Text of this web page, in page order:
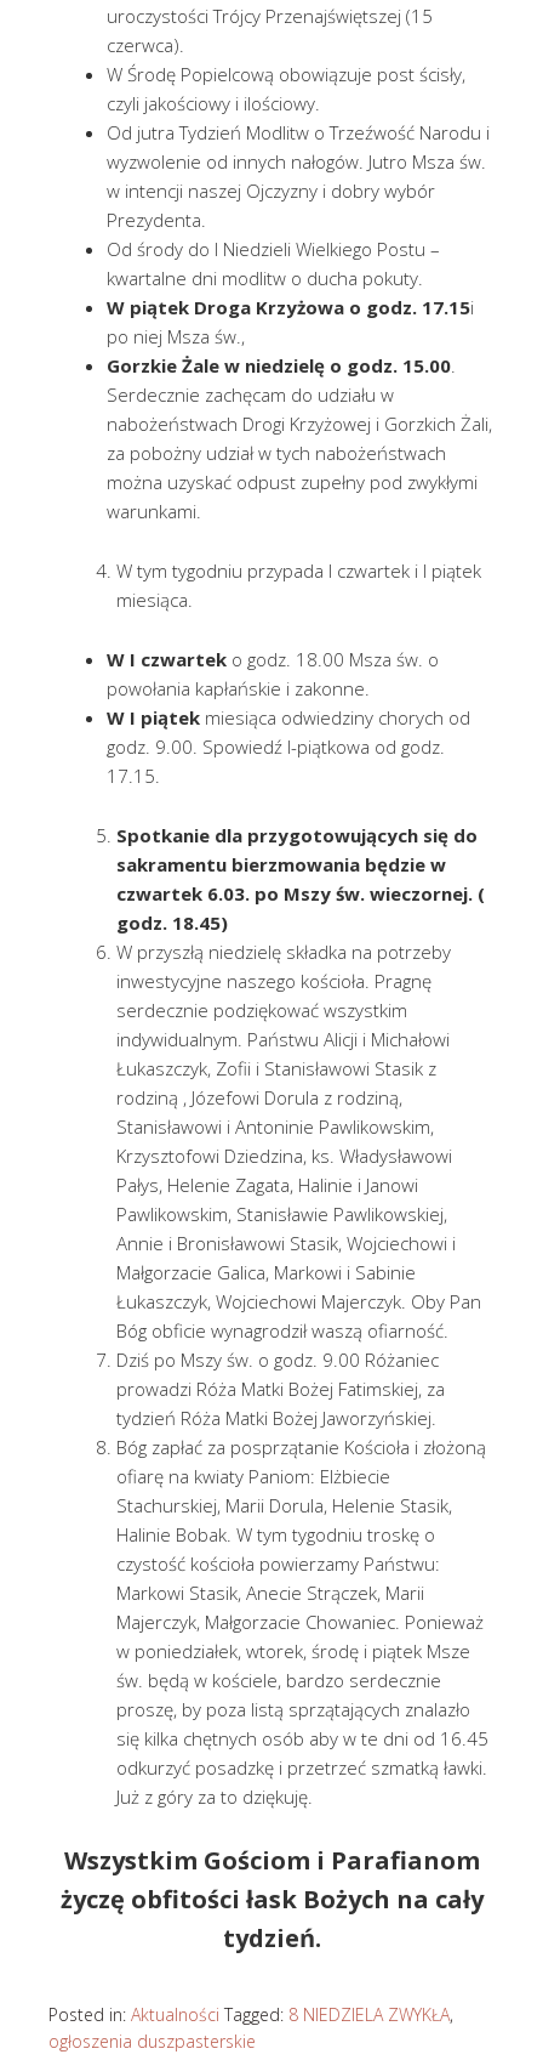
uroczystości Trójcy Przenajświętszej (15
czerwca).
W Środę Popielcową obowiązuje post ścisły,
czyli jakościowy i ilościowy.
Od jutra Tydzień Modlitw o Trzeźwość Narodu i
wyzwolenie od innych nałogów. Jutro Msza św.
w intencji naszej Ojczyzny i dobry wybór
Prezydenta.
Od środy do I Niedzieli Wielkiego Postu –
kwartalne dni modlitw o ducha pokuty.
W piątek Droga Krzyżowa o godz. 17.15i
po niej Msza św.,
Gorzkie Żale w niedzielę o godz. 15.00
Serdecznie zachęcam do udziału w
nabożeństwach Drogi Krzyżowej i Gorzkich Żali,
za pobożny udział w tych nabożeństwach
można uzyskać odpust zupełny pod zwykłymi
warunkami.
W tym tygodniu przypada I czwartek i I piątek
miesiąca.
W I czwartek o godz. 18.00 Msza św. o
powołania kapłańskie i zakonne.
W I piątek miesiąca odwiedziny chorych od
godz. 9.00. Spowiedź I-piątkowa od godz.
17.15.
Spotkanie dla przygotowujących się do
sakramentu bierzmowania będzie w
czwartek 6.03. po Mszy św. wieczornej. (
godz. 18.45)
W przyszłą niedzielę składka na potrzeby
inwestycyjne naszego kościoła. Pragnę
serdecznie podziękować wszystkim
indywidualnym. Państwu Alicji i Michałowi
Łukaszczyk, Zofii i Stanisławowi Stasik z
rodziną , Józefowi Dorula z rodziną,
Stanisławowi i Antoninie Pawlikowskim,
Krzysztofowi Dziedzina, ks. Władysławowi
Pałys, Helenie Zagata, Halinie i Janowi
Pawlikowskim, Stanisławie Pawlikowskiej,
Annie i Bronisławowi Stasik, Wojciechowi i
Małgorzacie Galica, Markowi i Sabinie
Łukaszczyk, Wojciechowi Majerczyk. Oby Pan
Bóg obficie wynagrodził waszą ofiarność.
Dziś po Mszy św. o godz. 9.00 Różaniec
prowadzi Róża Matki Bożej Fatimskiej, za
tydzień Róża Matki Bożej Jaworzyńskiej.
Bóg zapłać za posprzątanie Kościoła i złożoną
ofiarę na kwiaty Paniom: Elżbiecie
Stachurskiej, Marii Dorula, Helenie Stasik,
Halinie Bobak. W tym tygodniu troskę o
czystość kościoła powierzamy Państwu:
Markowi Stasik, Anecie Strączek, Marii
Majerczyk, Małgorzacie Chowaniec. Ponieważ
w poniedziałek, wtorek, środę i piątek Msze
św. będą w kościele, bardzo serdecznie
proszę, by poza listą sprzątających znalazło
się kilka chętnych osób aby w te dni od 16.45
odkurzyć posadzkę i przetrzeć szmatką ławki.
Już z góry za to dziękuję.
Wszystkim Gościom i Parafianom
życzę obfitości łask Bożych na cały
tydzień.
Posted in: Aktualności Tagged: 8 NIEDZIELA ZWYKŁA,
ogłoszenia duszpasterskie